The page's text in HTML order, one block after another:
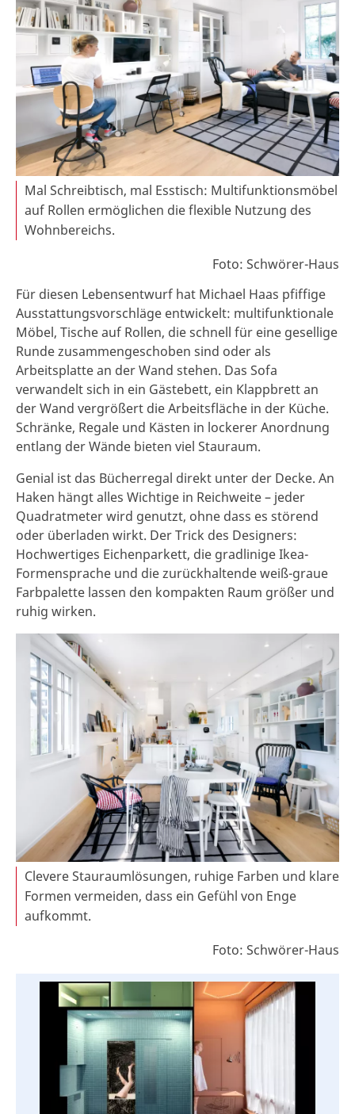
Mal Schreibtisch, mal Esstisch: Multifunktionsmöbel
auf Rollen ermöglichen die flexible Nutzung des
Wohnbereichs.
Foto: Schwörer-Haus
Für diesen Lebensentwurf hat Michael Haas pfiffige
Ausstattungsvorschläge entwickelt: multifunktionale
Möbel, Tische auf Rollen, die schnell für eine gesellige
Runde zusammengeschoben sind oder als
Arbeitsplatte an der Wand stehen. Das Sofa
verwandelt sich in ein Gästebett, ein Klappbrett an
der Wand vergrößert die Arbeitsfläche in der Küche.
Schränke, Regale und Kästen in lockerer Anordnung
entlang der Wände bieten viel Stauraum.
Genial ist das Bücherregal direkt unter der Decke. An
Haken hängt alles Wichtige in Reichweite – jeder
Quadratmeter wird genutzt, ohne dass es störend
oder überladen wirkt. Der Trick des Designers:
Hochwertiges Eichenparkett, die gradlinige Ikea-
Formensprache und die zurückhaltende weiß-graue
Farbpalette lassen den kompakten Raum größer und
ruhig wirken.
Clevere Stauraumlösungen, ruhige Farben und klare
Formen vermeiden, dass ein Gefühl von Enge
aufkommt.
Foto: Schwörer-Haus